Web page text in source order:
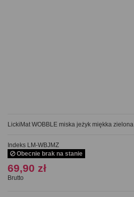
LickiMat WOBBLE miska jeżyk miękka zielona
Indeks LM-WBJMZ
Obecnie brak na stanie
69,90 zł
Brutto